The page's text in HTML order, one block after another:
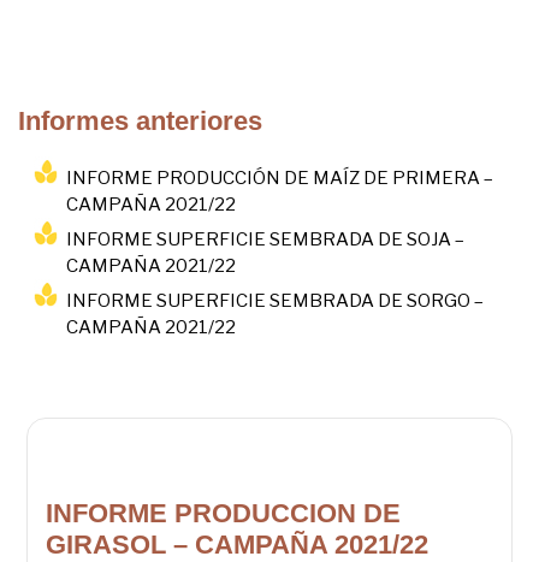
Informes anteriores
INFORME PRODUCCIÓN DE MAÍZ DE PRIMERA –
CAMPAÑA 2021/22
INFORME SUPERFICIE SEMBRADA DE SOJA –
CAMPAÑA 2021/22
INFORME SUPERFICIE SEMBRADA DE SORGO –
CAMPAÑA 2021/22
INFORME PRODUCCION DE
GIRASOL – CAMPAÑA 2021/22